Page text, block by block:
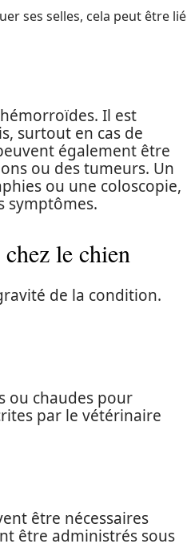
ses selles, cela peut être lié
Il est
surtout en cas de
également être
ou des tumeurs. Un
ou une coloscopie,
symptômes.
le chien
de la condition.
ou chaudes pour
par le vétérinaire
être nécessaires
être administrés sous